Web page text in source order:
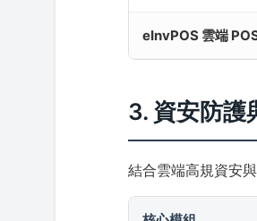
eInvPOS 雲端
3. 資安防護
結合雲端高規資安